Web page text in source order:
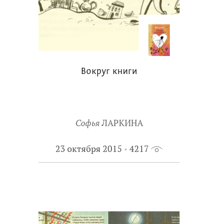
Вокруг книги
Софья ЛАРКИНА
23 октября 2015 4217